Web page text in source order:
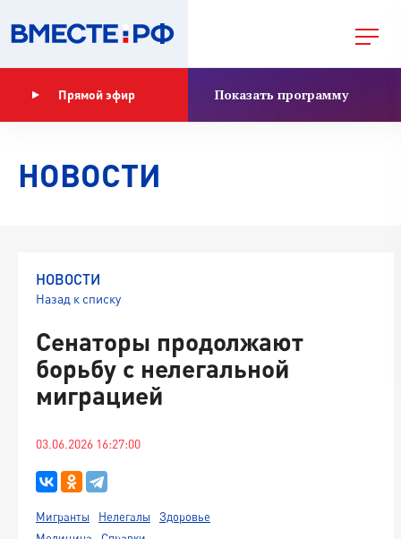
Прямой эфир Показать программу
НОВОСТИ
НОВОСТИ
Назад к списку
Сенаторы продолжают
борьбу с нелегальной
миграцией
03.06.2026 16:27:00
Мигранты Нелегалы
Здоровье